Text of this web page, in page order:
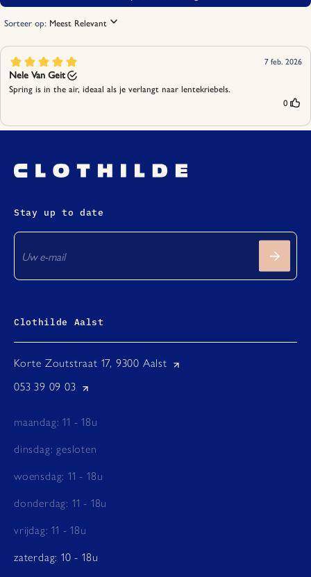
alcohol, benzyl cinnamate, benzyl salicylate
Stay up to date
Clothilde Aalst
Korte Zoutstraat 17, 9300 Aalst
053 39 09 03
maandag: 11 - 18u
dinsdag: gesloten
woensdag: 11 - 18u
donderdag: 11 - 18u
vrijdag: 11 - 18u
zaterdag: 10 - 18u